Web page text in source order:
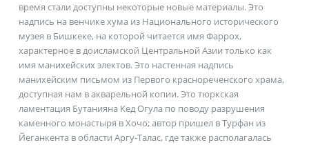
время стали доступны некоторые новые материалы. Это
надпись на венчике хума из Национального исторического
музея в Бишкеке, на которой читается имя Фаррох,
характерное в доисламской Центральной Азии только как
имя манихейских электов. Это настенная надпись
манихейским письмом из Первого краснореченского храма,
доступная нам в акварельной копии. Это тюркская
ламентация Бутанияна Кед Огула по поводу разрушения
каменного монастыря в Хочо; автор пришел в Турфан из
Йеганкента в области Аргу-Талас, где также располагалась